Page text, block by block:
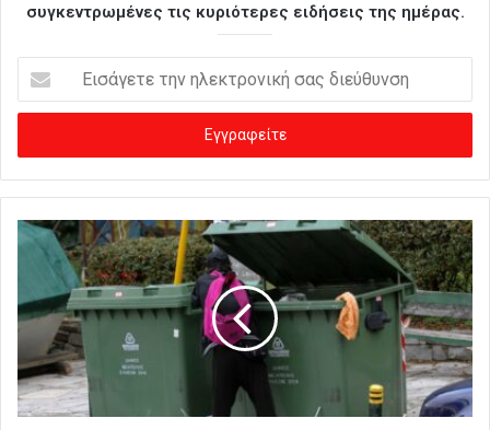
συγκεντρωμένες τις κυριότερες ειδήσεις της ημέρας.
σ
γ
ε
ε
η
ε
κ
τ